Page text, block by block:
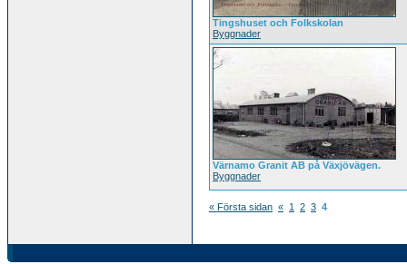
Tingshuset och Folkskolan
Byggnader
Värnamo Granit AB på Växjövägen.
Byggnader
« Första sidan « 1 2 3 4